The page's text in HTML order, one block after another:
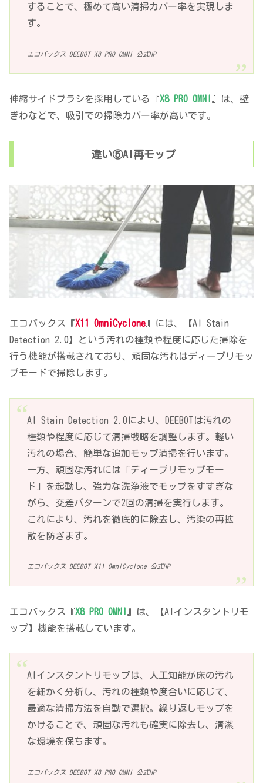
することで、極めて高い清掃カバー率を実現しま
す。
エコバックス DEEBOT X8 PRO OMNI 公式HP
伸縮サイドブラシを採用している『X8 PRO OMNI
』は、壁
ぎわなどで、吸引での掃除カバー率が高いです。
違い⑤AI再モップ
エコバックス『X11 OmniCyclone』には、【AI Stain
Detection 2.0】という汚れの種類や程度に応じた掃除を
行う機能が搭載されており、頑固な汚れはディープリモッ
プモードで掃除します。
AI Stain Detection 2.0により、DEEBOTは汚れの
種類や程度に応じて清掃戦略を調整します。軽い
汚れの場合、簡単な追加モップ清掃を行います。
一方、頑固な汚れには「ディープリモップモー
ド」を起動し、強力な洗浄液でモップをすすぎな
がら、交差パターンで2回の清掃を実行します。
これにより、汚れを徹底的に除去し、汚染の再拡
散を防ぎます。
エコバックス DEEBOT X11 OmniCyclone 公式HP
エコバックス『X8 PRO OMNI
』は、【AIインスタントリモ
ップ】機能を搭載しています。
AIインスタントリモップは、人工知能が床の汚れ
を細かく分析し、汚れの種類や度合いに応じて、
最適な清掃方法を自動で選択。繰り返しモップを
かけることで、頑固な汚れも確実に除去し、清潔
な環境を保ちます。
エコバックス DEEBOT X8 PRO OMNI 公式HP